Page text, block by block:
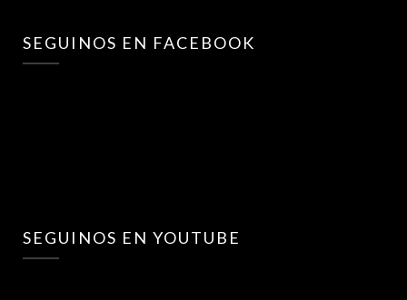
SEGUINOS EN FACEBOOK
SEGUINOS EN YOUTUBE